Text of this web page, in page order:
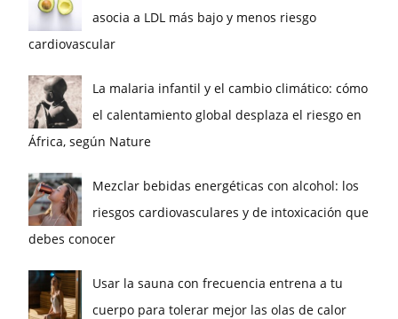
asocia a LDL más bajo y menos riesgo
cardiovascular
La malaria infantil y el cambio climático: cómo
el calentamiento global desplaza el riesgo en
África, según Nature
Mezclar bebidas energéticas con alcohol: los
riesgos cardiovasculares y de intoxicación que
debes conocer
Usar la sauna con frecuencia entrena a tu
cuerpo para tolerar mejor las olas de calor